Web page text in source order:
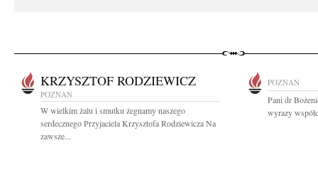
KRZYSZTOF RODZIEWICZ
POZNAŃ
W wielkim żalu i smutku żegnamy naszego
serdecznego Przyjaciela Krzysztofa Rodziewicza Na
zawsze...
POZNAŃ
Pani dr
wyrazy